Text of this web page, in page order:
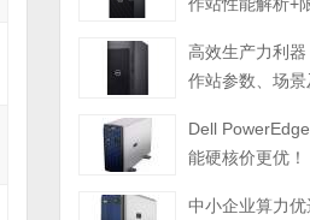
高效生产力利
作站参数、场
Dell
能硬核价更优！
中小企业算力